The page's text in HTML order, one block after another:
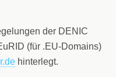
der DENIC
(für .EU-Domains)
hinterlegt.